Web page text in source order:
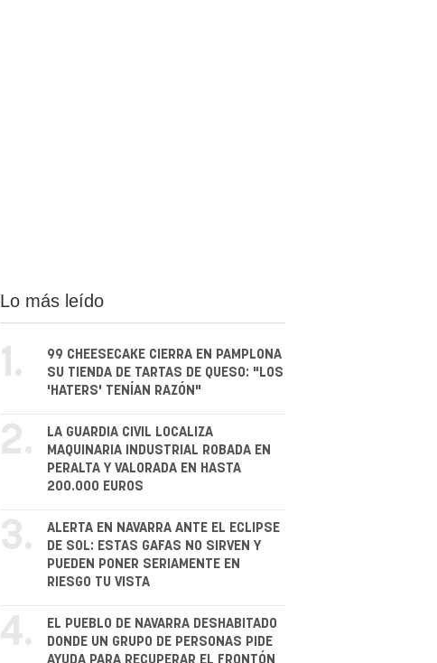
Lo más leído
1.
99 CHEESECAKE CIERRA EN PAMPLONA
SU TIENDA DE TARTAS DE QUESO: "LOS
'HATERS' TENÍAN RAZÓN"
2.
LA GUARDIA CIVIL LOCALIZA
MAQUINARIA INDUSTRIAL ROBADA EN
PERALTA Y VALORADA EN HASTA
200.000 EUROS
3.
ALERTA EN NAVARRA ANTE EL ECLIPSE
DE SOL: ESTAS GAFAS NO SIRVEN Y
PUEDEN PONER SERIAMENTE EN
RIESGO TU VISTA
4.
EL PUEBLO DE NAVARRA DESHABITADO
DONDE UN GRUPO DE PERSONAS PIDE
AYUDA PARA RECUPERAR EL FRONTÓN